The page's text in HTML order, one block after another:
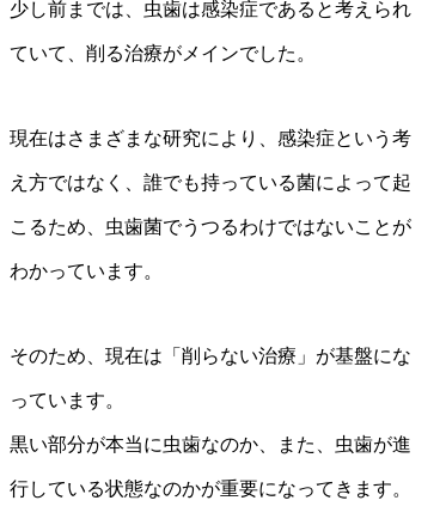
少し前までは、虫歯は感染症であると考えられ
ていて、削る治療がメインでした。
現在はさまざまな研究により、感染症という考
え方ではなく、誰でも持っている菌によって起
こるため、虫歯菌でうつるわけではないことが
わかっています。
そのため、現在は「削らない治療」が基盤にな
っています。
黒い部分が本当に虫歯なのか、また、虫歯が進
行している状態なのかが重要になってきます。